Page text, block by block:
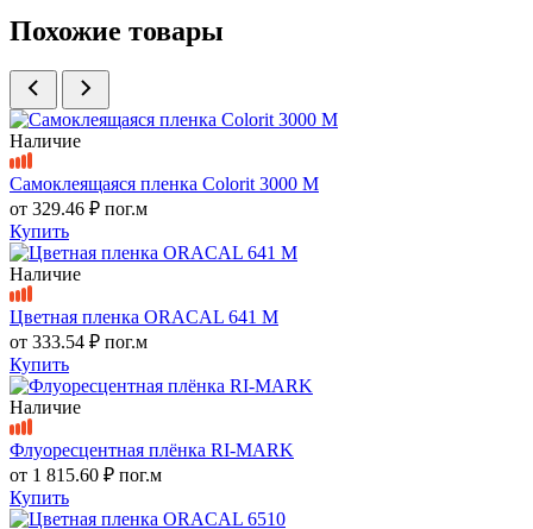
Похожие товары
Наличие
Самоклеящаяся пленка Colorit 3000 M
от 329.46 ₽ пог.м
Купить
Наличие
Цветная пленка ORACAL 641 M
от 333.54 ₽ пог.м
Купить
Наличие
Флуоресцентная плёнка RI-MARK
от 1 815.60 ₽ пог.м
Купить